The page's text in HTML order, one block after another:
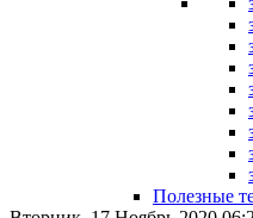
Полезные